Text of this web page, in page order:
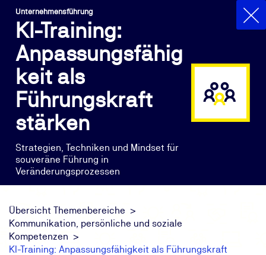
Unternehmensführung
KI-Training:
Anpassungsfähig
keit als
Führungskraft
stärken
Strategien, Techniken und Mindset für
souveräne Führung in
Veränderungsprozessen
Übersicht Themenbereiche
Kommunikation, persönliche und soziale
Kompetenzen
KI-Training: Anpassungsfähigkeit als Führungskraft